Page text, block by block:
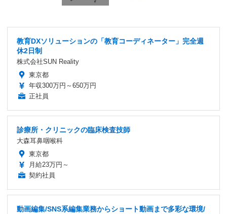
教育DXソリューションの「教育コーディネーター」完全週
休2日制
株式会社SUN Reality
東京都
年収300万円～650万円
正社員
診療所・クリニックの臨床検査技師
大森耳鼻咽喉科
東京都
月給23万円～
契約社員
動画編集/SNS系編集業務からショート動画まで多彩な環境/